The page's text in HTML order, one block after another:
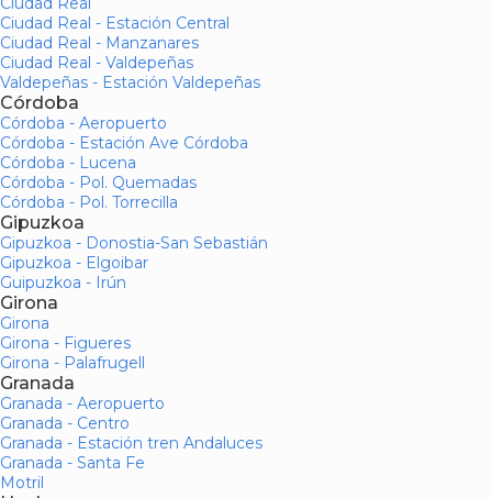
Ciudad Real - Estación Central
Ciudad Real - Manzanares
Ciudad Real - Valdepeñas
Valdepeñas - Estación Valdepeñas
Córdoba
Córdoba - Aeropuerto
Córdoba - Estación Ave Córdoba
Córdoba - Lucena
Córdoba - Pol. Quemadas
Córdoba - Pol. Torrecilla
Gipuzkoa
Gipuzkoa - Donostia-San Sebastián
Gipuzkoa - Elgoibar
Guipuzkoa - Irún
Girona
Girona
Girona - Figueres
Girona - Palafrugell
Granada
Granada - Aeropuerto
Granada - Centro
Granada - Estación tren Andaluces
Granada - Santa Fe
Motril